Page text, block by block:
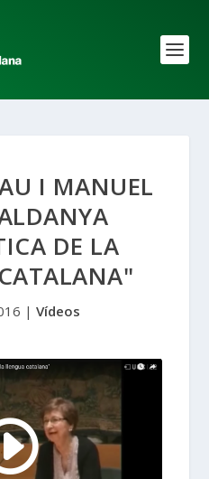
I MANUEL
DE LA
| Vídeos